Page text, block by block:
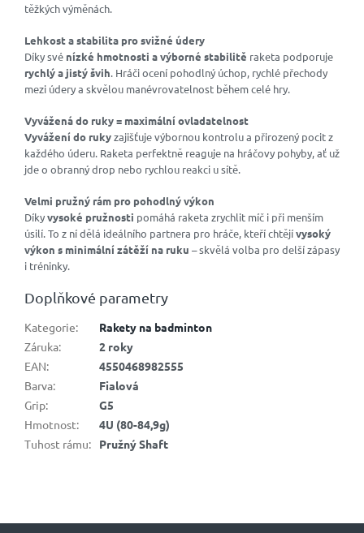
těžkých výměnách.
Lehkost a stabilita pro svižné údery
Díky své nízké hmotnosti a výborné stabilitě raketa podporuje
rychlý a jistý švih. Hráči ocení pohodlný úchop, rychlé přechody
mezi údery a skvělou manévrovatelnost během celé hry.
Vyvážená do ruky = maximální ovladatelnost
Vyvážení do rukyzajišťuje výbornou kontrolu a přirozený pocit z
každého úderu. Raketa perfektně reaguje na hráčovy pohyby, ať už
jde o obranný drop nebo rychlou reakci u sítě.
Velmi pružný rám pro pohodlný výkon
Díkyvysoké pružnosti pomáhá raketa zrychlit míč i při menším
úsilí. To z ní dělá ideálního partnera pro hráče, kteří chtějívysoký
výkon s minimální zátěží na ruku – skvělá volba pro delší zápasy
i tréninky.
Doplňkové parametry
Kategorie:
Rakety na badminton
Záruka:
2 roky
EAN:
4550468982555
Barva:
Fialová
Grip:
G5
Hmotnost:
4U (80-84,9g)
Tuhost rámu: Pružný Shaft